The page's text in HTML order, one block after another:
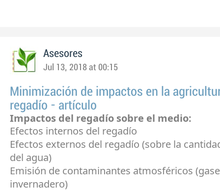
Asesores
Jul 13, 2018 at 00:15
Minimización de impactos en la
regadío - artículo
Impactos del regadío sobre el medio:
Efectos internos del regadío
Efectos externos del regadío (sobre la
del agua)
Emisión de contaminantes atmosféricos
invernadero)